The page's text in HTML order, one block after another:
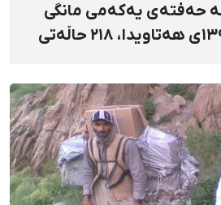
حەفتەی یەکەمی مانگی
گەلاوێژی ساڵی ١٣٩٢ی هەتاویدا، ٢١٨ حاڵەتی